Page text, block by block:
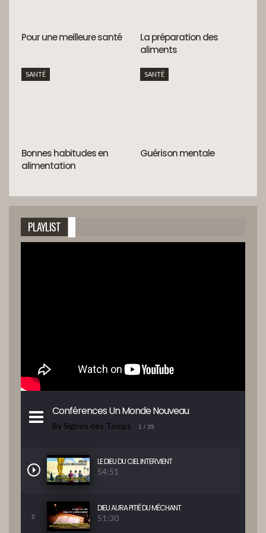
Pour une meilleure santé
La préparation des
aliments
SANTÉ
Bonnes habitudes en
alimentation
SANTÉ
Guérison mentale
PLAYLIST
Conférences Un Monde Nouveau
By Signes des Temps 1 / 35
LE DIEU DU CIEL INTERVIENT
54:51
2
DIEU AURA PITIÉ DU MÉCHANT
51:30